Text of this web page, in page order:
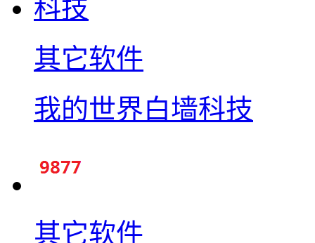
其它软件
我的世界白墙科技
其它软件